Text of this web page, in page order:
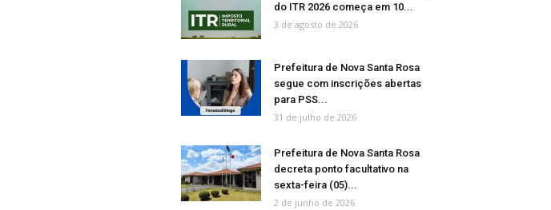
do ITR 2026 começa em 10...
3 de agosto de 2026
Prefeitura de Nova Santa Rosa
segue com inscrições abertas
para PSS...
31 de julho de 2026
Prefeitura de Nova Santa Rosa
decreta ponto facultativo na
sexta-feira (05)...
2 de junho de 2026